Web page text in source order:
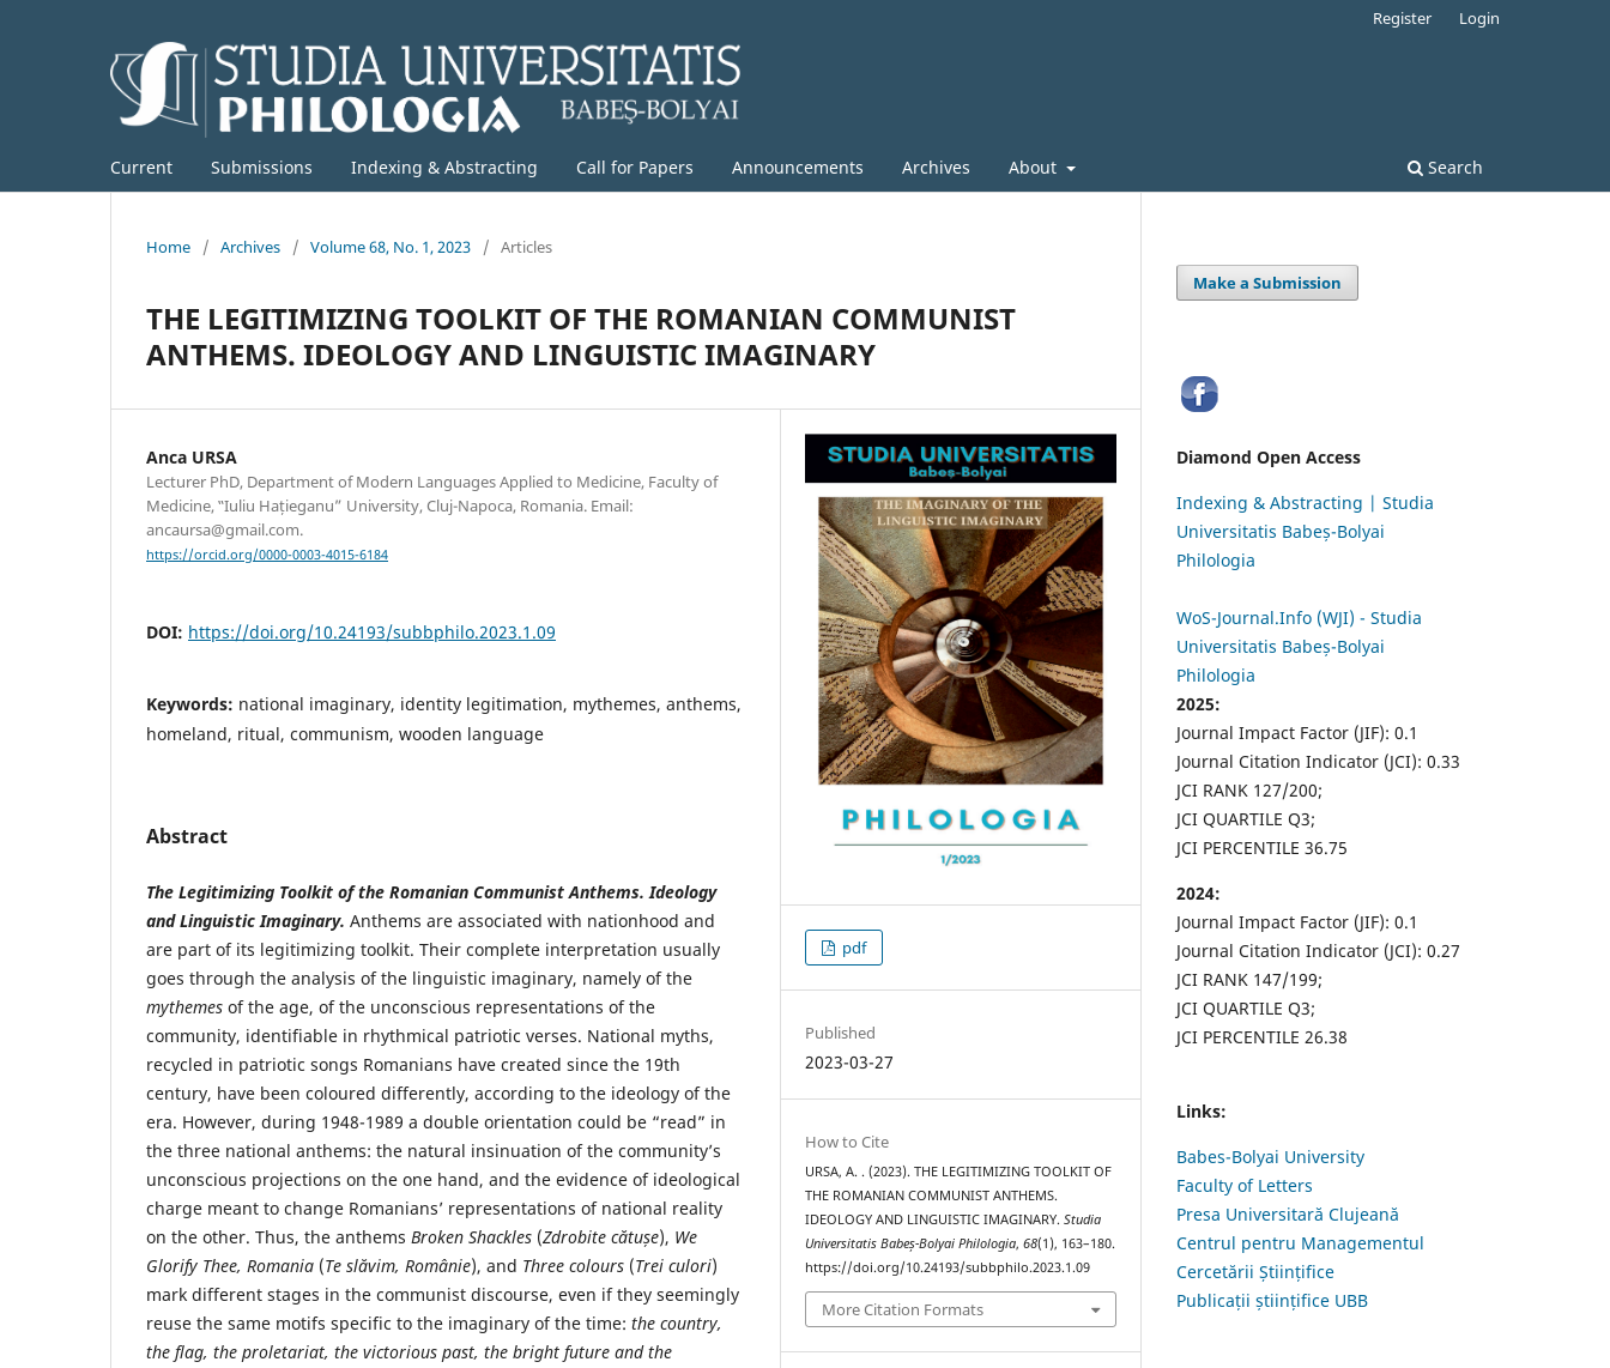
Current Submissions Indexing & Abstracting Call for Papers Announcements Archives About Search
Register Login
Home / Archives / Volume 68, No. 1, 2023 / Articles
THE LEGITIMIZING TOOLKIT OF THE ROMANIAN COMMUNIST
ANTHEMS. IDEOLOGY AND LINGUISTIC IMAGINARY
Anca URSA
Lecturer PhD, Department of Modern Languages Applied to Medicine, Faculty of
Medicine, ‟Iuliu Hațieganu” University, Cluj-Napoca, Romania. Email:
ancaursa@gmail.com.
https://orcid.org/0000-0003-4015-6184
DOI: https://doi.org/10.24193/subbphilo.2023.1.09
Keywords: national imaginary, identity legitimation, mythemes, anthems,
homeland, ritual, communism, wooden language
Abstract
The Legitimizing Toolkit of the Romanian Communist Anthems. Ideology
and Linguistic Imaginary. Anthems are associated with nationhood and
are part of its legitimizing toolkit. Their complete interpretation usually
goes through the analysis of the linguistic imaginary, namely of the
mythemes of the age, of the unconscious representations of the
community, identifiable in rhythmical patriotic verses. National myths,
recycled in patriotic songs Romanians have created since the 19th
century, have been coloured differently, according to the ideology of the
era. However, during 1948-1989 a double orientation could be “read” in
the three national anthems: the natural insinuation of the community’s
unconscious projections on the one hand, and the evidence of ideological
charge meant to change Romanians’ representations of national reality
on the other. Thus, the anthems Broken Shackles (Zdrobite cătușe), We
Glorify Thee, Romania (Te slăvim, Românie), and Three colours (Trei culori)
mark different stages in the communist discourse, even if they seemingly
reuse the same motifs specific to the imaginary of the time: the country,
the flag, the proletariat, the victorious past, the bright future and the
pdf
Published
2023-03-27
How to Cite
URSA, A. . (2023). THE LEGITIMIZING TOOLKIT OF
THE ROMANIAN COMMUNIST ANTHEMS.
IDEOLOGY AND LINGUISTIC IMAGINARY.Studia
Universitatis Babeș-Bolyai Philologia,68(1), 163–180.
https://doi.org/10.24193/subbphilo.2023.1.09
More Citation Formats
Make a Submission
Diamond Open Access
Indexing & Abstracting | Studia
Universitatis Babeș-Bolyai
Philologia
WoS-Journal.Info (WJI) - Studia
Universitatis Babeș-Bolyai
Philologia
2025:
Journal Impact Factor (JIF): 0.1
Journal Citation Indicator (JCI): 0.33
JCI RANK 127/200;
JCI QUARTILE Q3;
JCI PERCENTILE 36.75
2024:
Journal Impact Factor (JIF): 0.1
Journal Citation Indicator (JCI): 0.27
JCI RANK 147/199;
JCI QUARTILE Q3;
JCI PERCENTILE 26.38
Links:
Babes-Bolyai University
Faculty of Letters
Presa Universitară Clujeană
Centrul pentru Managementul
Cercetării Științifice
Publicații științifice UBB